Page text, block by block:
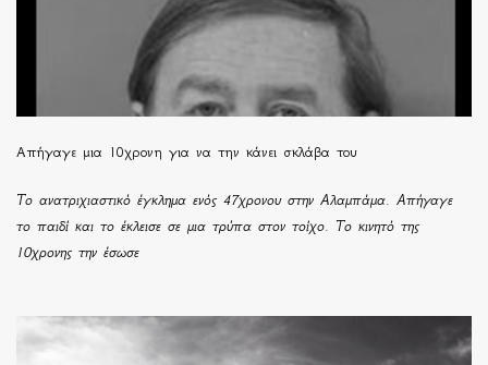
Απήγαγε μια 10χρονη για να την κάνει σκλάβα του
Το ανατριχιαστικό έγκλημα ενός 47χρονου στην Αλαμπάμα. Απήγαγε
το παιδί και το έκλεισε σε μια τρύπα στον τοίχο. Το κινητό της
10χρονης την έσωσε